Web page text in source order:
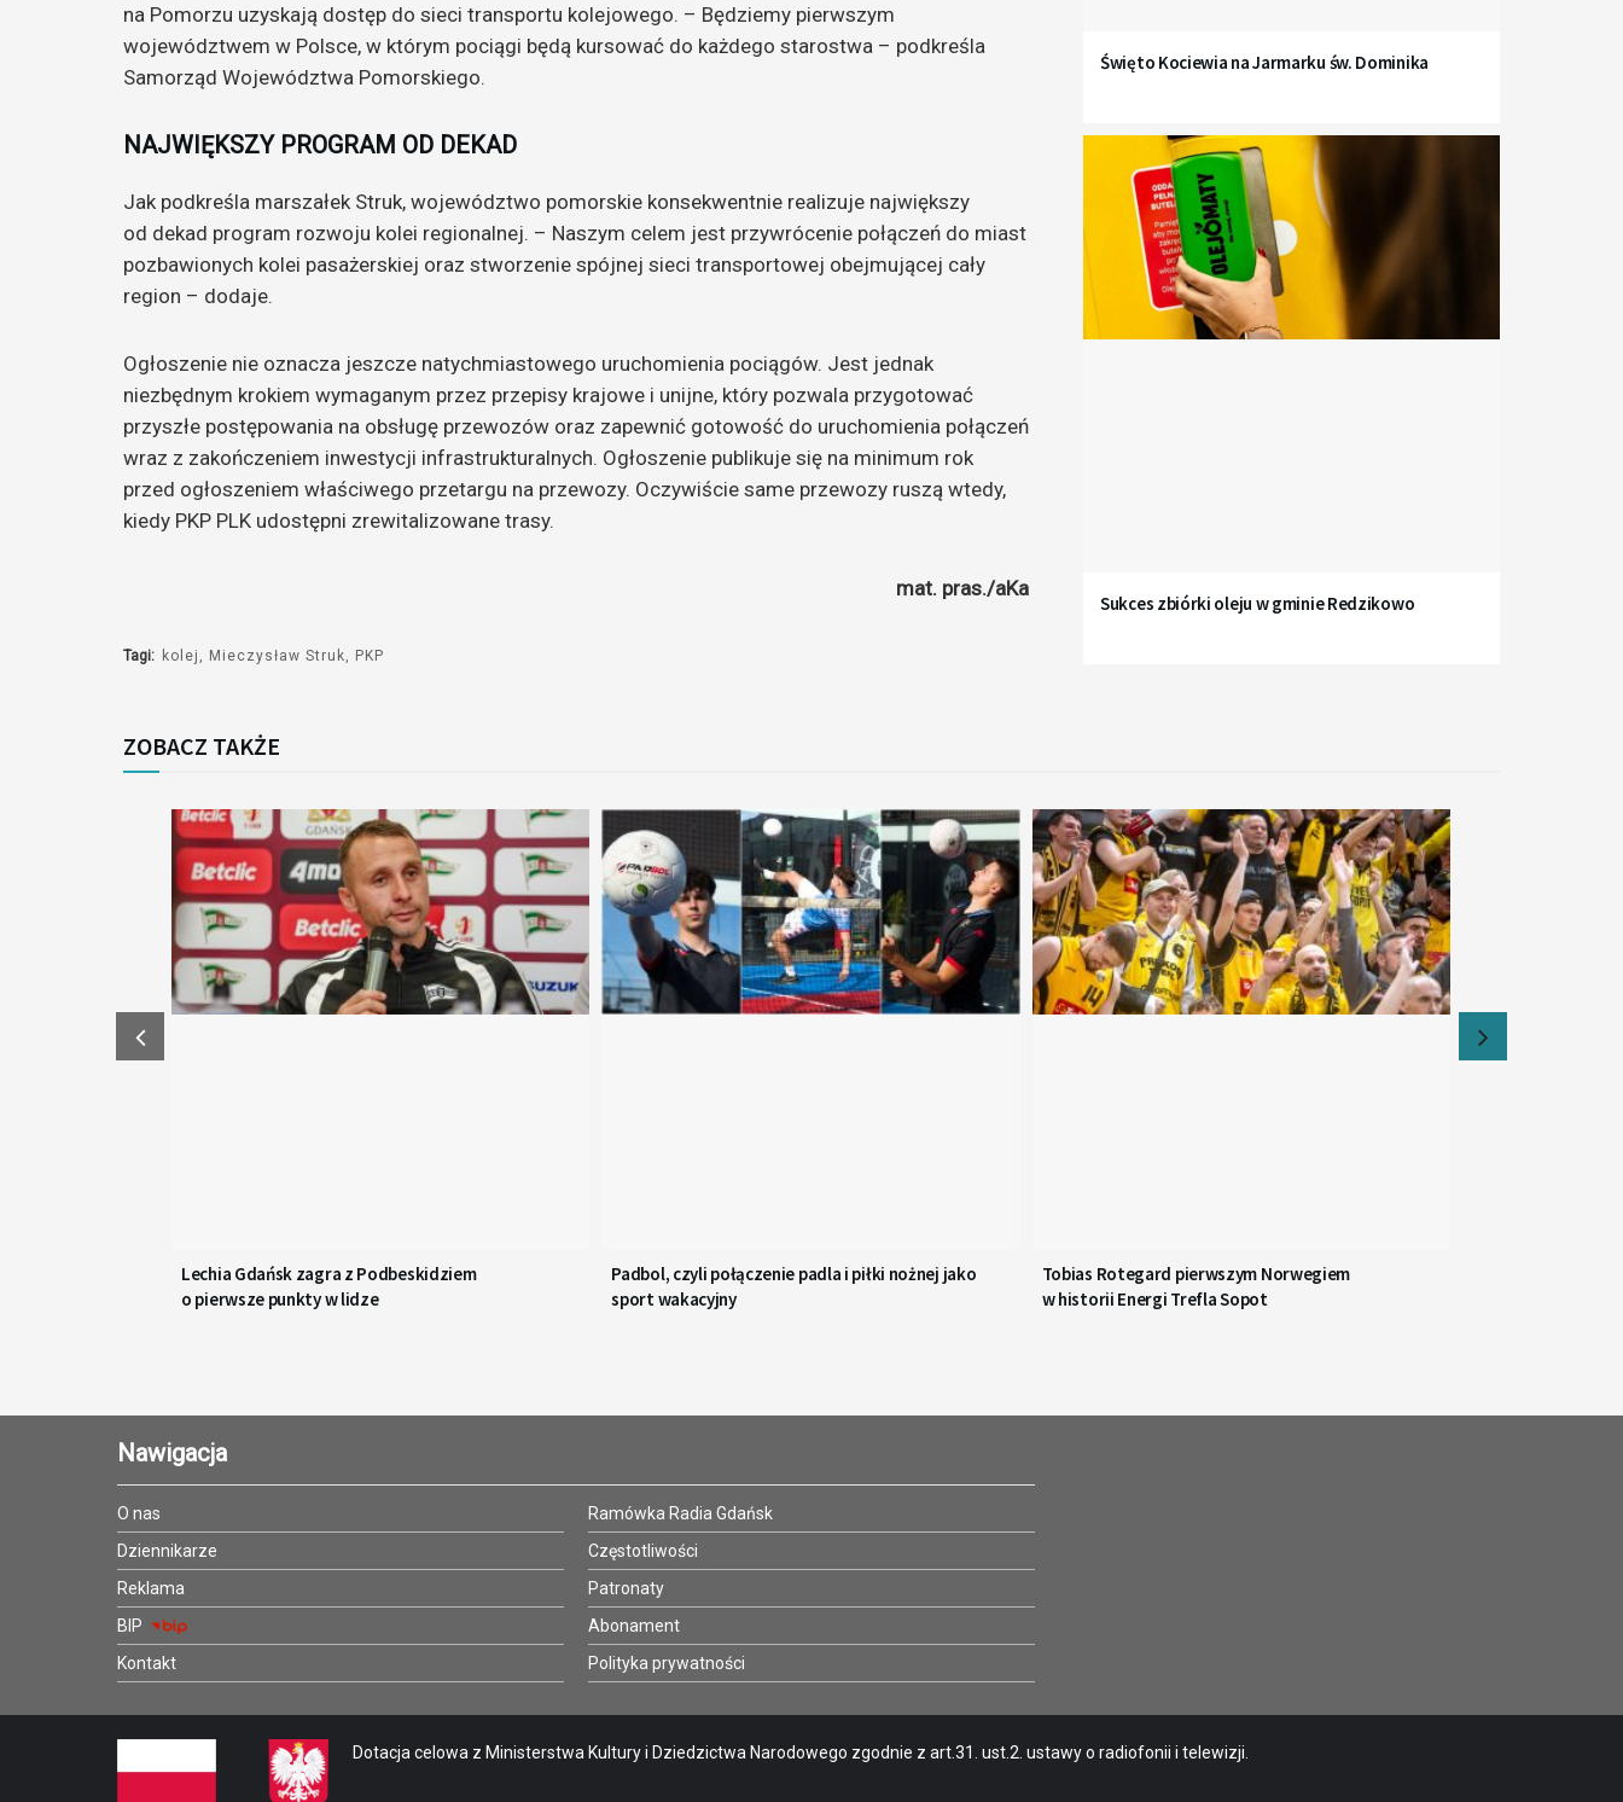
na Pomorzu uzyskają dostęp do sieci transportu kolejowego. – Będziemy pierwszym
województwem w Polsce, w którym pociągi będą kursować do każdego starostwa – podkreśla
Samorząd Województwa Pomorskiego.
NAJWIĘKSZY PROGRAM OD DEKAD
Jak podkreśla marszałek Struk, województwo pomorskie konsekwentnie realizuje największy
od dekad program rozwoju kolei regionalnej. – Naszym celem jest przywrócenie połączeń do miast
pozbawionych kolei pasażerskiej oraz stworzenie spójnej sieci transportowej obejmującej cały
region – dodaje.
Ogłoszenie nie oznacza jeszcze natychmiastowego uruchomienia pociągów. Jest jednak
niezbędnym krokiem wymaganym przez przepisy krajowe i unijne, który pozwala przygotować
przyszłe postępowania na obsługę przewozów oraz zapewnić gotowość do uruchomienia połączeń
wraz z zakończeniem inwestycji infrastrukturalnych. Ogłoszenie publikuje się na minimum rok
przed ogłoszeniem właściwego przetargu na przewozy. Oczywiście same przewozy ruszą wtedy,
kiedy PKP PLK udostępni zrewitalizowane trasy.
mat. pras./aKa
Tagi: kolej Mieczysław Struk PKP
Święto Kociewia na Jarmarku św. Dominika
Sukces zbiórki oleju w gminie Redzikowo
ZOBACZ TAKŻE
Lechia Gdańsk zagra z Podbeskidziem
o pierwsze punkty w lidze
Padbol, czyli połączenie padla i piłki nożnej jako
sport wakacyjny
Tobias Rotegard pierwszym Norwegiem
w historii Energi Trefla Sopot
Nawigacja
O nas
Dziennikarze
Reklama
BIP
Kontakt
Ramówka Radia Gdańsk
Częstotliwości
Patronaty
Abonament
Polityka prywatności
Dotacja celowa z Ministerstwa Kultury i Dziedzictwa Narodowego zgodnie z art.31. ust.2. ustawy o radiofonii i telewizji.